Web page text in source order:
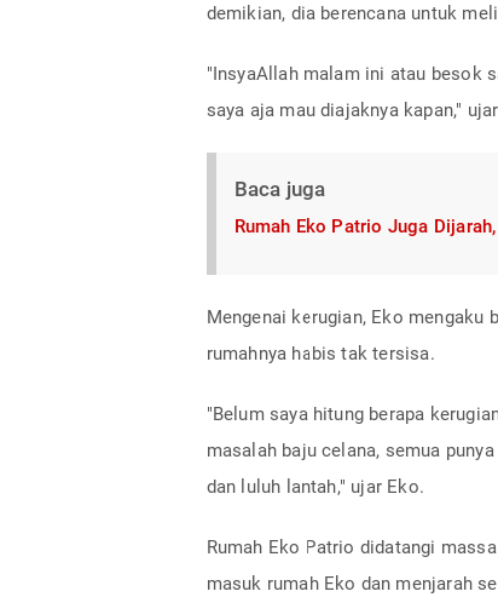
demikian, dia berencana untuk
"InsyaAllah malam ini atau besok
saya aja mau diajaknya kapan,"
Baca juga
Rumah Eko Patrio Juga
Mengenai kerugian, Eko mengaku
rumahnya habis tak tersisa.
"Belum saya hitung berapa
masalah baju celana, semua
dan luluh lantah," ujar Eko.
Rumah Eko Patrio didatangi
masuk rumah Eko dan menjarah